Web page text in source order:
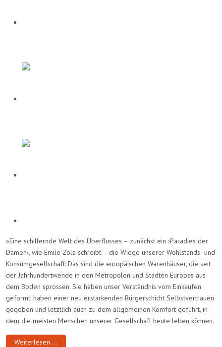
»Eine schillernde Welt des Überflusses – zunächst ein ›Paradies der
Damen‹, wie Émile Zola schreibt – die Wiege unserer Wohlstands- und
Konsumgesellschaft: Das sind die europäischen Warenhäuser, die seit
der Jahrhundertwende in den Metropolen und Städten Europas aus
dem Boden sprossen. Sie haben unser Verständnis vom Einkaufen
geformt, haben einer neu erstarkenden Bürgerschicht Selbstvertrauen
gegeben und letztlich auch zu dem allgemeinen Komfort geführt, in
dem die meisten Menschen unserer Gesellschaft heute leben können.
Weiterlesen …